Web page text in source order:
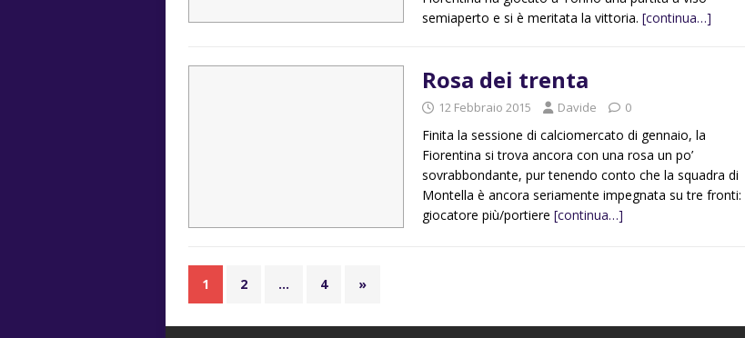
semiaperto e si è meritata la vittoria. [continua…]
Rosa dei trenta
12 Febbraio 2015 Davide 0
Finita la sessione di calciomercato di gennaio, la
Fiorentina si trova ancora con una rosa un po’
sovrabbondante, pur tenendo conto che la squadra di
Montella è ancora seriamente impegnata su tre fronti:
giocatore più/portiere [continua…]
1 2 … 4 »